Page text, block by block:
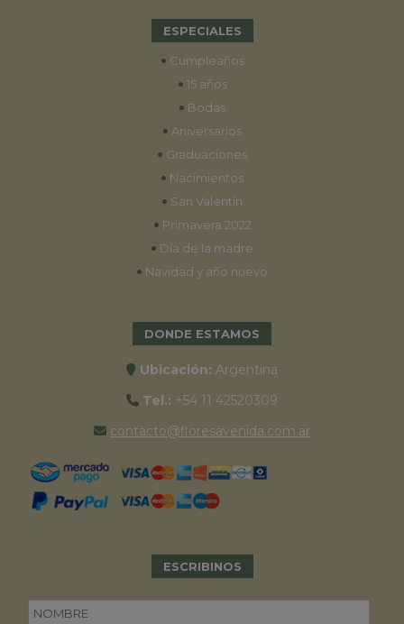
ESPECIALES
• Cumpleaños
• 15 años
• Bodas
• Aniversarios
• Graduaciones
• Nacimientos
• San Valentín
• Primavera 2022
• Día de la madre
• Navidad y año nuevo
DONDE ESTAMOS
Ubicación: Argentina
Tel.: +54 11 42520309
contacto@floresavenida.com.ar
ESCRIBINOS